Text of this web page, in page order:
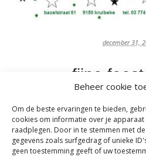
Beheer cookie
Om de beste ervaringen te bieden,
cookies om informatie over je
raadplegen. Door in te stemmen met
gegevens zoals surfgedrag of unieke
geen toestemming geeft of uw
december 31,
fijne
ByJana
Posted in